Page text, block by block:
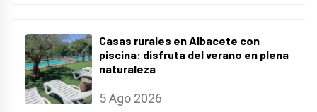
Casas rurales en Albacete con
piscina: disfruta del verano en plena
naturaleza
5 Ago 2026